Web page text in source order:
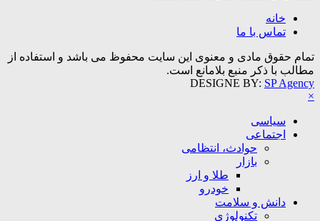
خانه
تماس با ما
تمام حقوق مادی و معنوی این سایت محفوظ می باشد و استفاده از
مطالب با ذکر منبع بلامانع است.
DESIGNE BY: SP Agency
×
سیاسی
اجتماعی
حوادث، انتظامی
بازار
طلا و ارز
خودرو
دانش و سلامت
تکنولوژی